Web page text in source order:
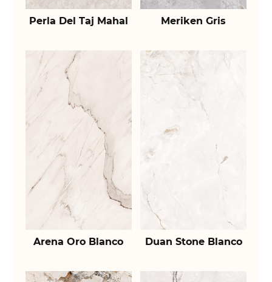
Perla Del Taj Mahal Meriken Gris
Arena Oro Blanco Duan Stone Blanco